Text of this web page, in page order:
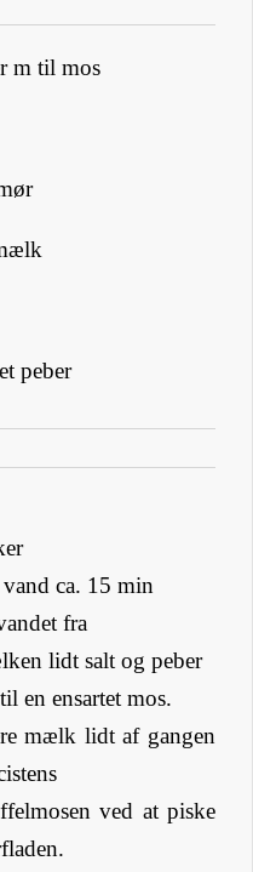
m til mos
peber
ca. 15 min
fra
lidt salt og peber
en ensartet mos.
mælk lidt af gangen
ved at piske